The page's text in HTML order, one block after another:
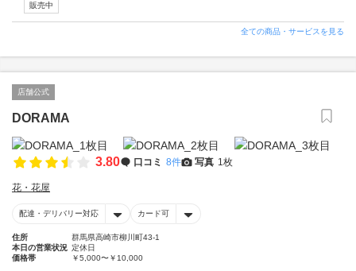
販売中
全ての商品・サービスを見る
店舗公式
DORAMA
3.80 口コミ 8件 写真 1枚
花・花屋
配達・デリバリー対応 カード可
住所
群馬県高崎市柳川町43-1
本日の営業状況 定休日
価格帯
￥5,000〜￥10,000